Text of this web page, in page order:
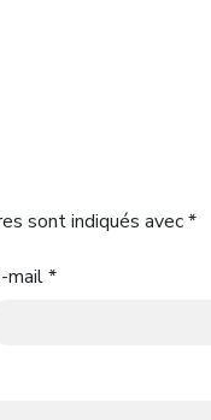
sont indiqués avec*
mail*